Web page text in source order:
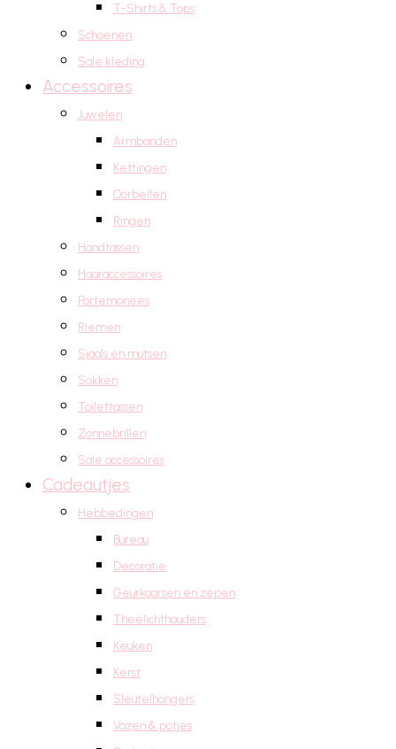
T-Shirts & Tops
Schoenen
Sale kleding
Accessoires
Juwelen
Armbanden
Kettingen
Oorbellen
Ringen
Handtassen
Haaraccessoires
Portemonees
Riemen
Sjaals en mutsen
Sokken
Toilettassen
Zonnebrillen
Sale accessoires
Cadeautjes
Hebbedingen
Bureau
Decoratie
Geurkaarsen en zepen
Theelichthouders
Keuken
Kerst
Sleutelhangers
Vazen & potjes